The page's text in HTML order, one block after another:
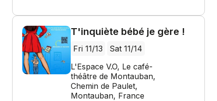
T'inquiète bébé je gère !
Fri 11/13
Sat 11/14
L'Espace V.O, Le café-
théâtre de Montauban,
Chemin de Paulet,
Montauban, France